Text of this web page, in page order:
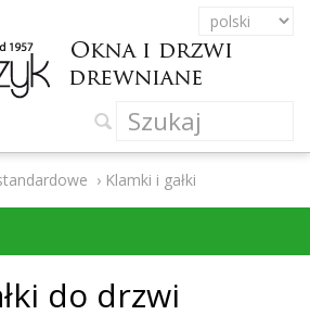
› Klamki i gałki
do drzwi